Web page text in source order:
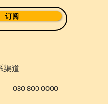
订阅
渠道
080 800 0000